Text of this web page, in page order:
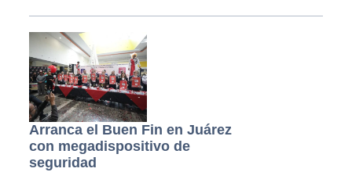
Arranca el Buen Fin en Juárez
con megadispositivo de
seguridad